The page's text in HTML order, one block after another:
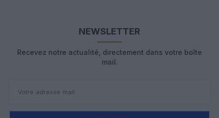
NEWSLETTER
Recevez notre actualité, directement dans votre boîte
mail.